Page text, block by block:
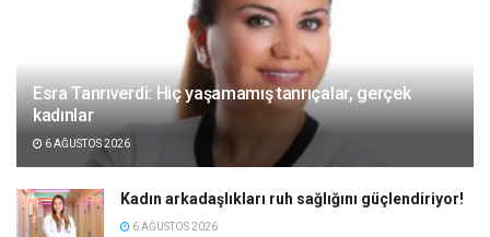
Esra Tanrıverdi: Hiç yaşamamış tanrıçalar, gerçek
kadınlar
6 AĞUSTOS 2026
Kadın arkadaşlıkları ruh sağlığını güçlendiriyor!
6 AĞUSTOS 2026